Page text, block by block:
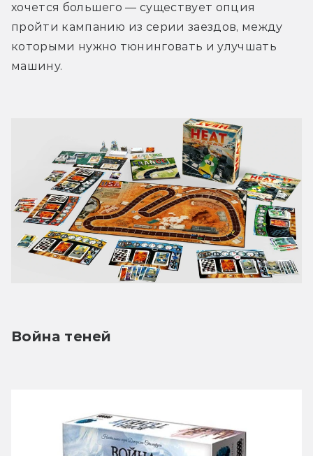
хочется большего — существует опция
пройти кампанию из серии заездов, между
которыми нужно тюнинговать и улучшать
машину.
Война теней